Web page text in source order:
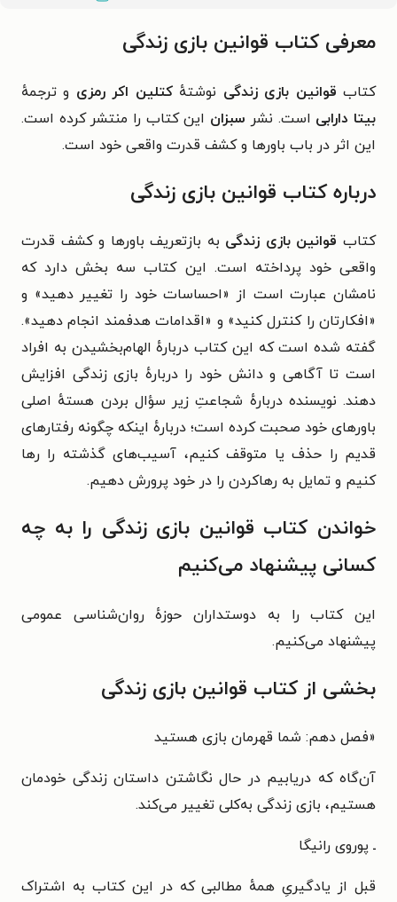
معرفی کتاب قوانین بازی زندگی
کتابقوانین بازی زندگی نوشتهٔکتلین اکر رمزی و ترجمهٔ
بیتا دارابی است. نشر سبزان این کتاب را منتشر کرده است.
این اثر در باب باورها و کشف قدرت واقعی خود است.
درباره کتاب قوانین بازی زندگی
کتاب قوانین بازی زندگی به بازتعریف باورها و کشف قدرت
واقعی خود پرداخته است. این کتاب سه بخش دارد که
نامشان عبارت است از «احساسات خود را تغییر دهید» و
«افکارتان را کنترل کنید» و «اقدامات هدفمند انجام دهید».
گفته شده است که این کتاب دربارهٔ الهام‌بخشیدن به افراد
است تا آگاهی و دانش خود را دربارهٔ بازی زندگی افزایش
دهند. نویسنده دربارهٔ شجاعتِ زیر سؤال بردن هستهٔ اصلی
باورهای خود صحبت کرده است؛ دربارهٔ اینکه چگونه رفتارهای
قدیم را حذف یا متوقف کنیم، آسیب‌های گذشته را رها
کنیم و تمایل به رهاکردن را در خود پرورش دهیم.
خواندن کتاب قوانین بازی زندگی را به چه
کسانی پیشنهاد می‌کنیم
این کتاب را به دوستداران حوزهٔ روان‌شناسی عمومی
پیشنهاد می‌کنیم.
بخشی از کتاب قوانین بازی زندگی
«فصل دهم: شما قهرمان بازی هستید
آن‌گاه که دریابیم در حال نگاشتن داستان زندگی خودمان
هستیم، بازی زندگی به‌کلی تغییر می‌کند.
ـ پوروی رانیگا
قبل از یادگیریِ همهٔ مطالبی که در این کتاب به اشتراک